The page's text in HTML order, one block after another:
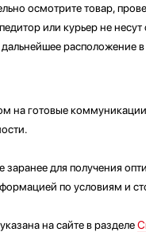
осмотрите товар,
или курьер не
расположение
на готовые
заранее для получения
по условиям и
на сайте в разделе